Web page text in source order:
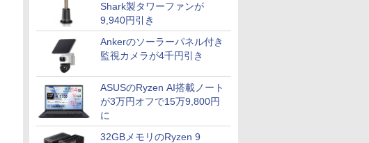
Shark製タワーファンが
9,940円引き
Ankerのソーラーパネル付き
監視カメラが4千円引き
ASUSのRyzen AI搭載ノート
が3万円オフで15万9,800円
に
32GBメモリのRyzen 9